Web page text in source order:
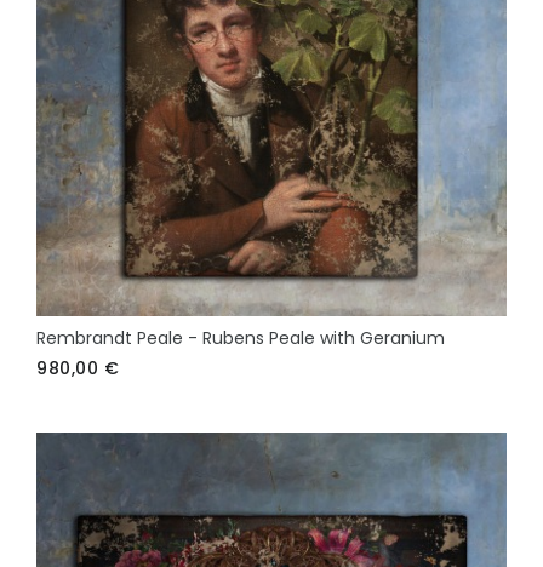
Rembrandt Peale - Rubens Peale with Geranium
980,00 €